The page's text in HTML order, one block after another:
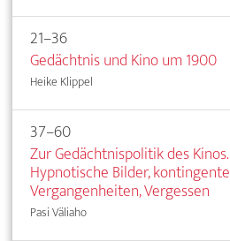
21–36
Gedächtnis und Kino um 1900
Heike Klippel
37–60
Zur Gedächtnispolitik des Kinos.
Hypnotische Bilder, kontingente
Vergangenheiten, Vergessen
Pasi Väliaho